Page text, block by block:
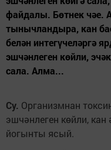
файдалы. Бөтнек чәе.
тынычландыра, кан
белән интегүчеләргә
эшчәнлеген көйли,
сала. Алма...
Су. Организмнан
эшчәнлеген көйли, кан
йогынты ясый.